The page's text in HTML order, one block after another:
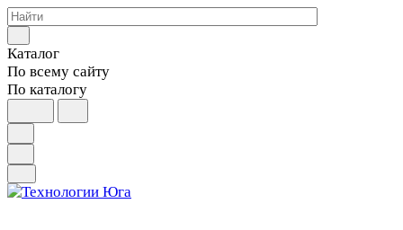
Каталог
По всему сайту
По каталогу